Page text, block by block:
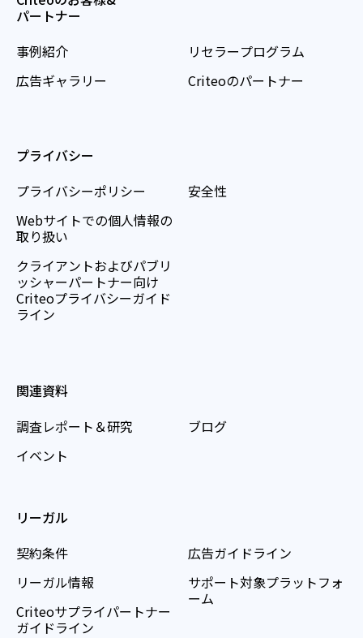
パートナー
事例紹介
広告ギャラリー
リセラープログラム
Criteoのパートナー
プライバシー
プライバシーポリシー
Webサイトでの個人情報の
取り扱い
クライアントおよびパブリ
ッシャーパートナー向け
Criteoプライバシーガイド
ライン
安全性
関連資料
調査レポート＆研究
イベント
ブログ
リーガル
契約条件
リーガル情報
Criteoサプライパートナー
ガイドライン
広告ガイドライン
サポート対象プラットフォ
ーム